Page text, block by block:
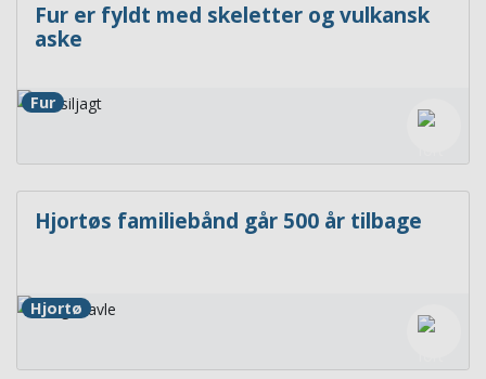
Fur er fyldt med skeletter og vulkansk
aske
Fur
Hjortøs familiebånd går 500 år tilbage
Hjortø